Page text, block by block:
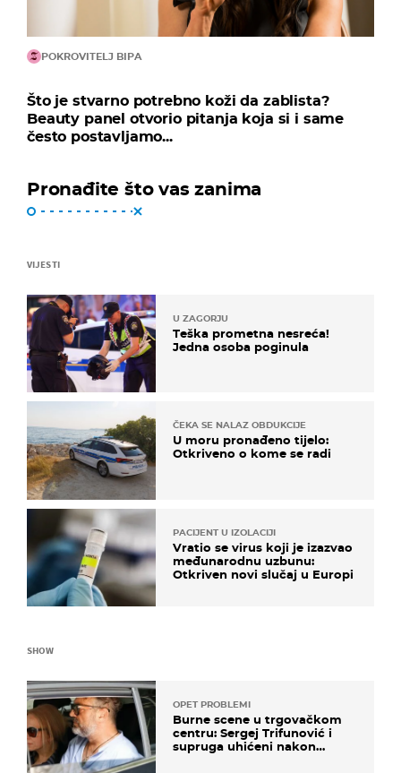
POKROVITELJ BIPA
Što je stvarno potrebno koži da zablista?
Beauty panel otvorio pitanja koja si i same
često postavljamo...
Pronađite što vas zanima
VIJESTI
U ZAGORJU
Teška prometna nesreća!
Jedna osoba poginula
ČEKA SE NALAZ OBDUKCIJE
U moru pronađeno tijelo:
Otkriveno o kome se radi
PACIJENT U IZOLACIJI
Vratio se virus koji je izazvao
međunarodnu uzbunu:
Otkriven novi slučaj u Europi
SHOW
OPET PROBLEMI
Burne scene u trgovačkom
centru: Sergej Trifunović i
supruga uhićeni nakon